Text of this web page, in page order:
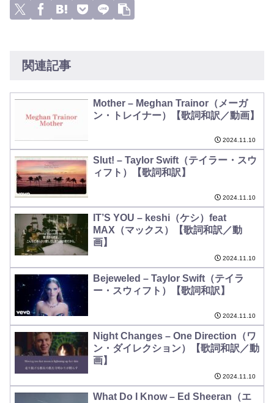
関連記事
Mother – Meghan Trainor（メーガ
ン・トレイナー）【歌詞和訳／動画】
2024.11.10
Slut! – Taylor Swift（テイラー・スウ
ィフト）【歌詞和訳】
2024.11.10
IT’S YOU – keshi（ケシ）feat
MAX（マックス）【歌詞和訳／動
画】
2024.11.10
Bejeweled – Taylor Swift（テイラ
ー・スウィフト）【歌詞和訳】
2024.11.10
Night Changes – One Direction（ワ
ン・ダイレクション）【歌詞和訳／動
画】
2024.11.10
What Do I Know – Ed Sheeran（エ